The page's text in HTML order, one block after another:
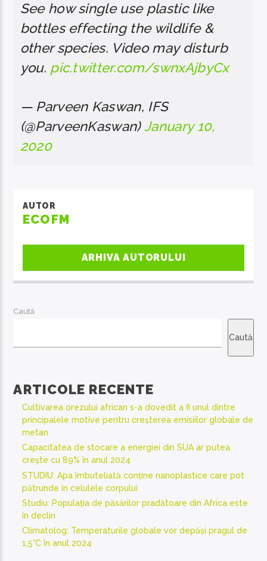
See how single use plastic like
bottles effecting the wildlife &
other species. Video may disturb
you. pic.twitter.com/swnxAjbyCx
— Parveen Kaswan, IFS
(@ParveenKaswan)January 10,
2020
AUTOR
ECOFM
ARHIVA AUTORULUI
Caută
Caută
ARTICOLE RECENTE
Cultivarea orezului african s-a dovedit a fi unul dintre
principalele motive pentru creșterea emisiilor globale de
metan
Capacitatea de stocare a energiei din SUA ar putea
crește cu 89% în anul 2024
STUDIU: Apa îmbuteliată conține nanoplastice care pot
pătrunde în celulele corpului
Studiu: Populația de păsărilor pradătoare din Africa este
în declin
Climatolog: Temperaturile globale vor depăși pragul de
1,5°C în anul 2024